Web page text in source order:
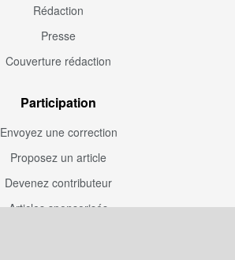
Rédaction
Presse
Couverture rédaction
Participation
Envoyez une correction
Proposez un article
Devenez contributeur
Articles sponsorisés